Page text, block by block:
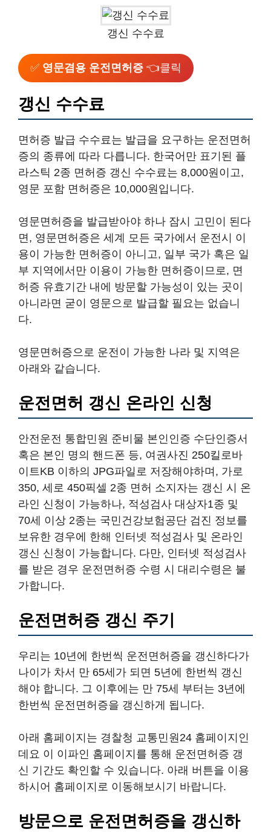
갱신 수수료
✅ 영문겸용 운전면허증 👈클릭
갱신 수수료
면허증 발급 수수료는 발급을 요구하는 운전면허
증의 종류에 따라 다릅니다. 한국어만 표기된 플
라스틱 2종 면허증 갱신 수수료는 8,000원이고,
영문 포함 면허증은 10,000원입니다.
영문면허증을 발급받아야 하나 잠시 고민이 된다
면, 영문면허증은 세계 모든 국가에서 운전시 이
용이 가능한 면허증이 아니고, 일부 국가 혹은 일
부 지역에서만 이용이 가능한 면허증이므로, 면
허증 유효기간 내에 방문할 가능성이 있는 곳이
아니라면 굳이 영문으로 발급할 필요는 없습니
다.
영문면허증으로 운전이 가능한 나라 및 지역은
아래와 같습니다.
운전면허 갱신 온라인 신청
안전운전 통합민원 준비물 본인인증 수단인증서
혹은 본인 명의 핸드폰 등, 여권사진 250킬로바
이트KB 이하의 JPG파일로 저장해야하며, 가로
350, 세로 450픽셀 2종 면허 소지자는 갱신 시 온
라인 신청이 가능하나, 적성검사 대상자1종 및
70세 이상 2종는 국민건강보험공단 검진 정보를
보유한 경우에 한해 인터넷 적성검사 및 온라인
갱신 신청이 가능합니다. 다만, 인터넷 적성검사
를 받은 경우 운전면허증 수령 시 대리수령은 불
가합니다.
운전면허증 갱신 주기
우리는 10년에 한번씩 운전면허증을 갱신하다가
나이가 차서 만 65세가 되면 5년에 한번씩 갱신
해야 합니다. 그 이후에는 만 75세 부터는 3년에
한번씩 운전면허증을 갱신하게 됩니다.
아래 홈페이지는 경찰청 교통민원24 홈페이지인
데요 이 이파인 홈페이지를 통해 운전면허증 갱
신 기간도 확인할 수 있습니다. 아래 버튼을 이용
하시어 홈페이지로 이동해보시기 바랍니다.
방문으로 운전면허증을 갱신하